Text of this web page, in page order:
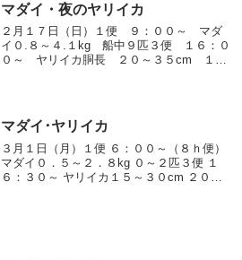
マダイ・夜のヤリイカ
２月１７日（日）１便 ９：００～ マダ
イ０.８～４.１kg 船中９匹３便 １６：０
０～ ヤリイカ胴長 ２０～３５cm １０
マダイ･ヤリイカ
３月１日（月）１便 ６：００～（８ｈ便）
マダイ０．５～２．８kg ０～２匹３便 １
６：３０～ ヤリイカ１５～３０cm ２０～